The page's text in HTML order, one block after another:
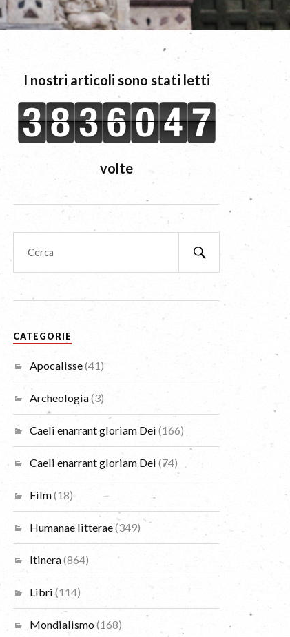
I nostri articoli sono stati letti
volte
CATEGORIE
Apocalisse(41)
Archeologia(3)
Caeli enarrant gloriam Dei (166)
Caeli enarrant gloriam Dei (74)
Film(18)
Humanae litterae(349)
Itinera(864)
Libri (114)
Mondialismo(168)